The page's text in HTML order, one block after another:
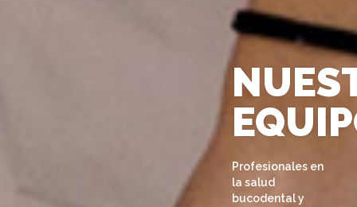
Profesionales en
la salud
bucodental y